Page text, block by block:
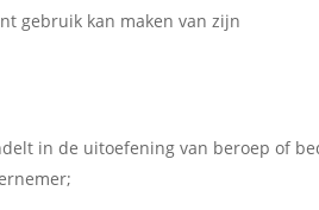
gebruik kan maken van zijn
in de uitoefening van beroep of